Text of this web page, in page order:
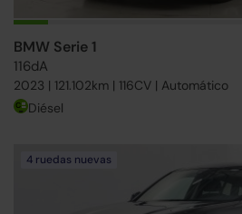
BMW Serie 1
116dA
2023 | 121.102km | 116CV | Automático
Diésel
4 ruedas nuevas